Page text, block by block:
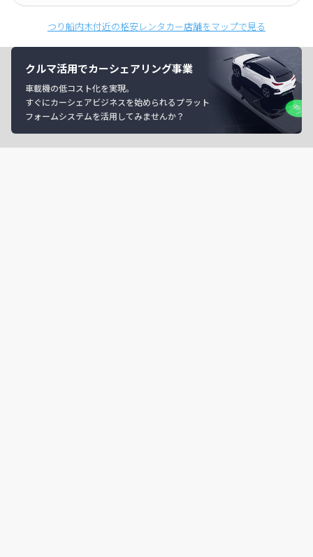
つり船内木付近の格安レンタカー店舗をマップで見る
クルマ活用でカーシェアリング事業
車載機の低コスト化を実現。
すぐにカーシェアビジネスを始められるプラット
フォームシステムを活用してみませんか？